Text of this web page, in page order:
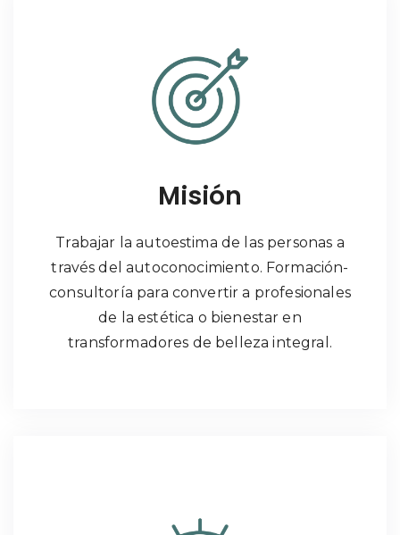
Misión
Trabajar la autoestima de las personas a
través del autoconocimiento. Formación-
consultoría para convertir a profesionales
de la estética o bienestar en
transformadores de belleza integral.